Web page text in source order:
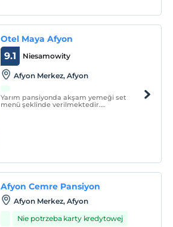
Otel Maya Afyon
Niesamowity
9.1
Afyon Merkez, Afyon
Yarım pansiyonda akşam yemeği set
menü şeklinde verilmektedir.
Afyon Cemre Pansiyon
Afyon Merkez, Afyon
Nie potrzeba karty kredytowej